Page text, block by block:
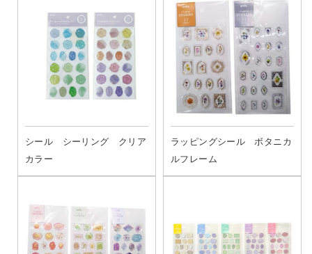
シール シーリング クリア
カラー
ラッピングシール ボタニカ
ルフレーム